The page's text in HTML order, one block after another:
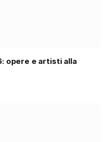
opere e artisti alla